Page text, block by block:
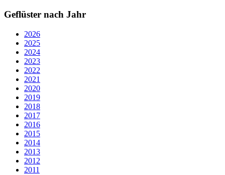
Geflüster nach Jahr
2026
2025
2024
2023
2022
2021
2020
2019
2018
2017
2016
2015
2014
2013
2012
2011